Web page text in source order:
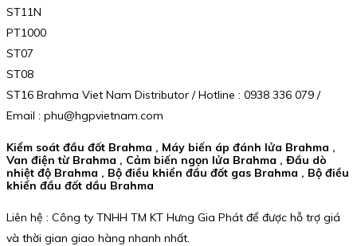
ST11N
PT1000
ST07
ST08
ST16 Brahma Viet Nam Distributor / Hotline : 0938 336 079 /
Email : phu@hgpvietnam.com
Kiểm soát đầu đốt Brahma , Máy biến áp đánh lửa Brahma ,
Van điện từ Brahma , Cảm biến ngọn lửa Brahma , Đầu dò
nhiệt độ Brahma , Bộ điều khiển đầu đốt gas Brahma , Bộ điều
khiển đầu đốt dầu Brahma
Liên hệ : Công ty TNHH TM KT Hưng Gia Phát để được hỗ trợ giá
và thời gian giao hàng nhanh nhất.